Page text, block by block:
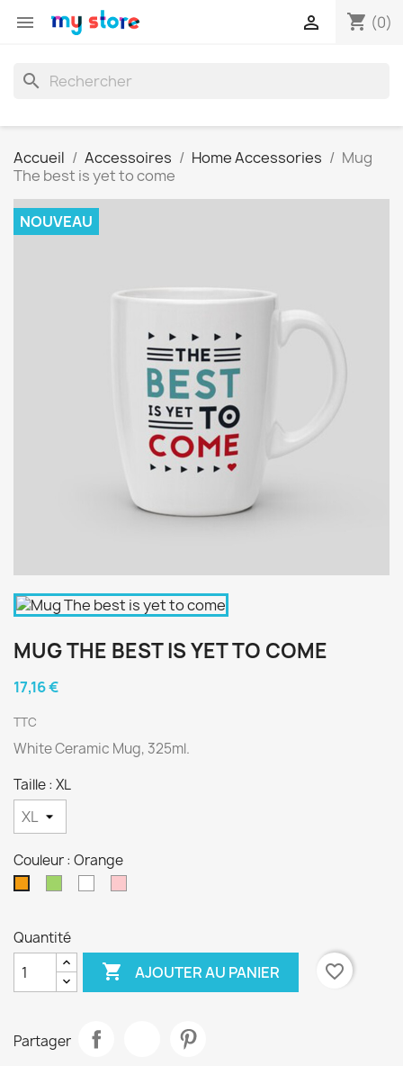
 shopping_cart (0)

search
Accueil Accessoires Home Accessories
Mug
The best is yet to come
NOUVEAU
MUG THE BEST IS YET TO COME
17,16 €
TTC
White Ceramic Mug, 325ml.
Taille : XL
Couleur : Orange
Quantité
 AJOUTER AU PANIER favorite_border
Partager